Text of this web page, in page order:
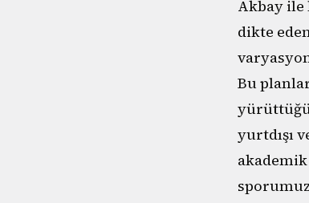
Akbay ile
dikte
Bu
yurtdışı
akademik